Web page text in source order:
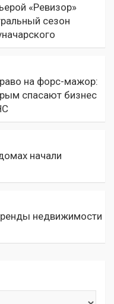
«Ревизор»
сезон
на форс-мажор:
спасают бизнес
начали
недвижимости